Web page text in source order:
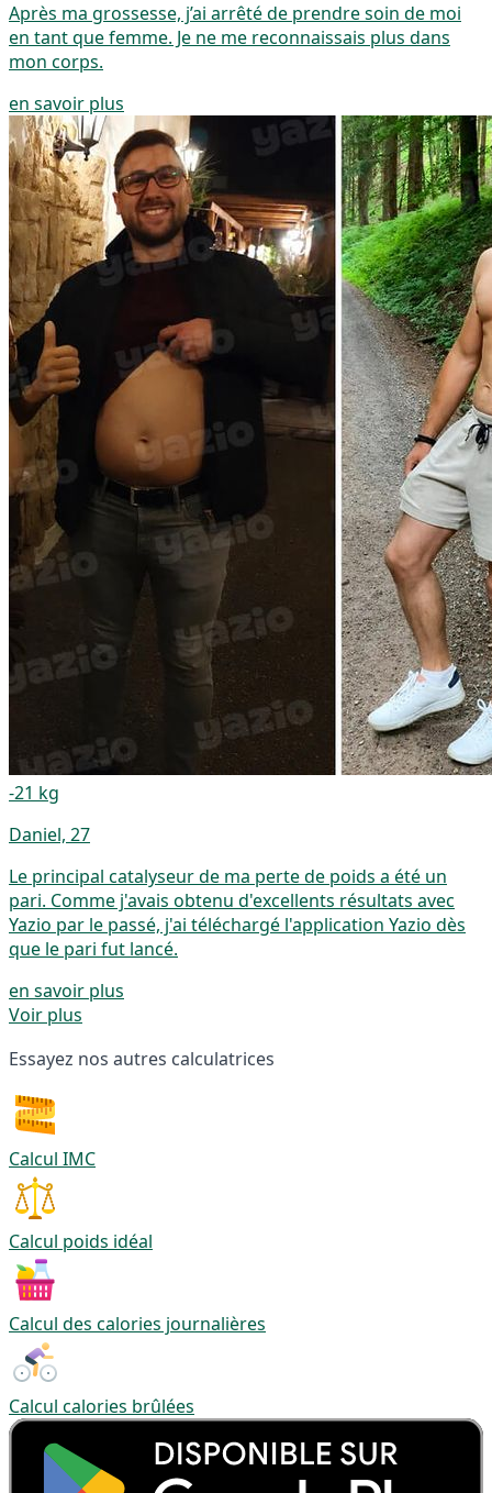
Après ma grossesse, j’ai arrêté de prendre soin de moi
en tant que femme. Je ne me reconnaissais plus dans
mon corps.
en savoir plus
-21 kg
Daniel, 27
Le principal catalyseur de ma perte de poids a été un
pari. Comme j'avais obtenu d'excellents résultats avec
Yazio par le passé, j'ai téléchargé l'application Yazio dès
que le pari fut lancé.
en savoir plus
Voir plus
Essayez nos autres calculatrices
Calcul IMC
Calcul poids idéal
Calcul des calories journalières
Calcul calories brûlées